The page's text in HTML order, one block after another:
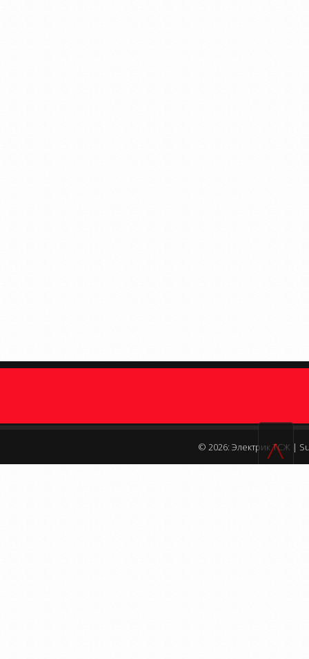
© 2026: Электрик ТСЖ |
^